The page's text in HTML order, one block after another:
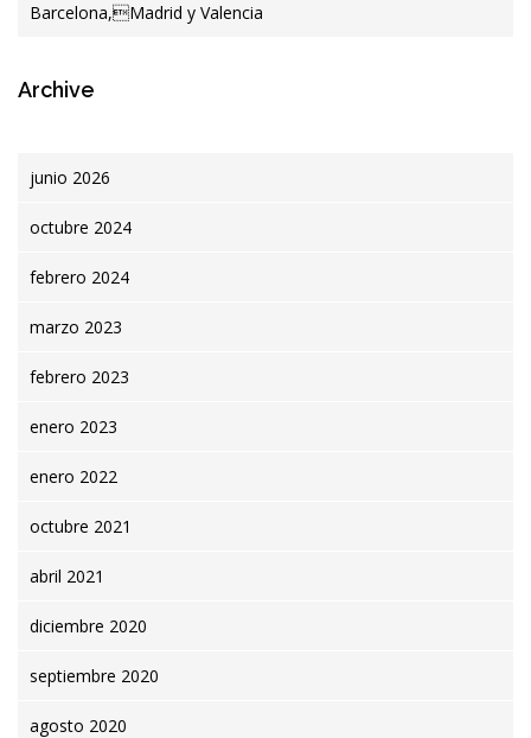
Barcelona,Madrid y Valencia
Archive
junio 2026
octubre 2024
febrero 2024
marzo 2023
febrero 2023
enero 2023
enero 2022
octubre 2021
abril 2021
diciembre 2020
septiembre 2020
agosto 2020